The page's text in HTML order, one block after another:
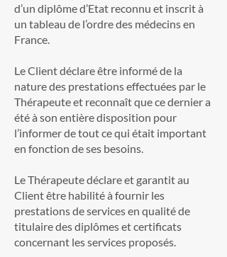
d’un diplôme d’Etat reconnu et inscrit à
un tableau de l’ordre des médecins en
France.
Le Client déclare être informé de la
nature des prestations effectuées par le
Thérapeute et reconnaît que ce dernier a
été à son entière disposition pour
l’informer de tout ce qui était important
en fonction de ses besoins.
Le Thérapeute déclare et garantit au
Client être habilité à fournir les
prestations de services en qualité de
titulaire des diplômes et certificats
concernant les services proposés.